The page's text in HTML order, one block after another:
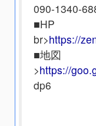
090-1340-
br>https://
■地図
>https://
dp6